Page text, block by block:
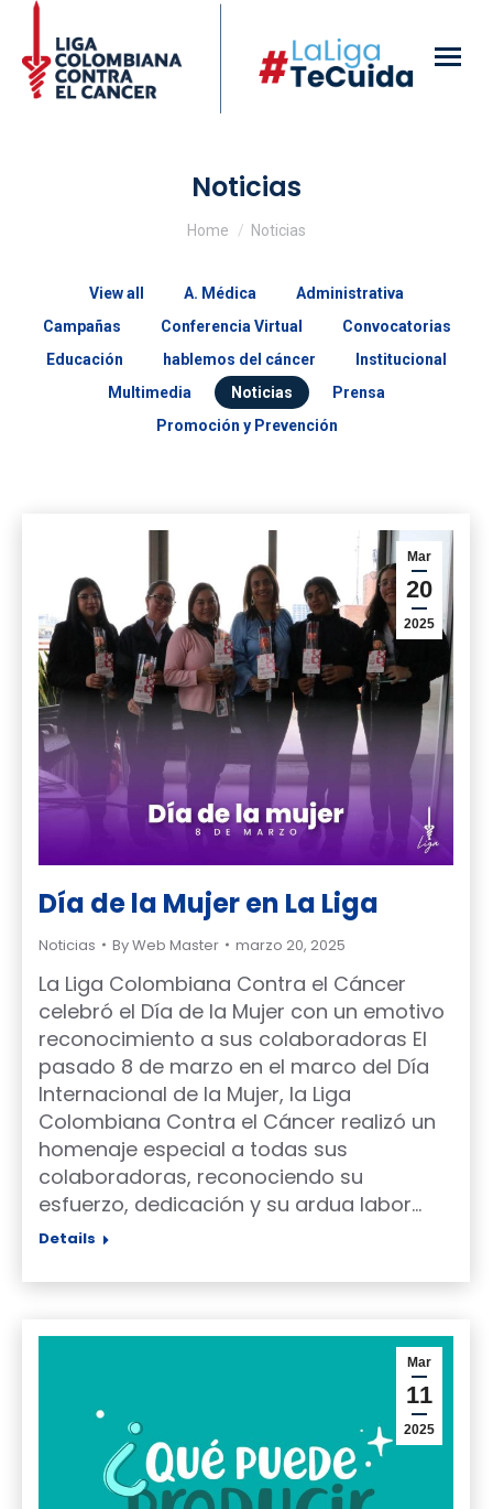
Noticias
You are here:
Home Noticias
View all A. Médica
Administrativa
Campañas
Conferencia Virtual
Convocatorias
Educación
hablemos del cáncer
Institucional
Multimedia
Noticias
Prensa
Promoción y Prevención
Mar
20
2025
Día de la Mujer en La Liga
Noticias ByWeb Master marzo 20, 2025
La Liga Colombiana Contra el Cáncer
celebró el Día de la Mujer con un emotivo
reconocimiento a sus colaboradoras El
pasado 8 de marzo en el marco del Día
Internacional de la Mujer, la Liga
Colombiana Contra el Cáncer realizó un
homenaje especial a todas sus
colaboradoras, reconociendo su
esfuerzo, dedicación y su ardua labor…
Details
Mar
11
2025